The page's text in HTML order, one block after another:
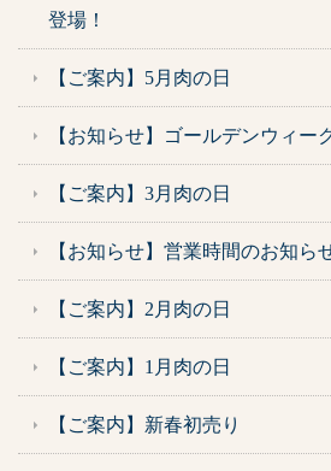
登場！
【ご案内】5月肉の日
【お知らせ】ゴールデンウィー
【ご案内】3月肉の日
【お知らせ】営業時間のお知ら
【ご案内】2月肉の日
【ご案内】1月肉の日
【ご案内】新春初売り